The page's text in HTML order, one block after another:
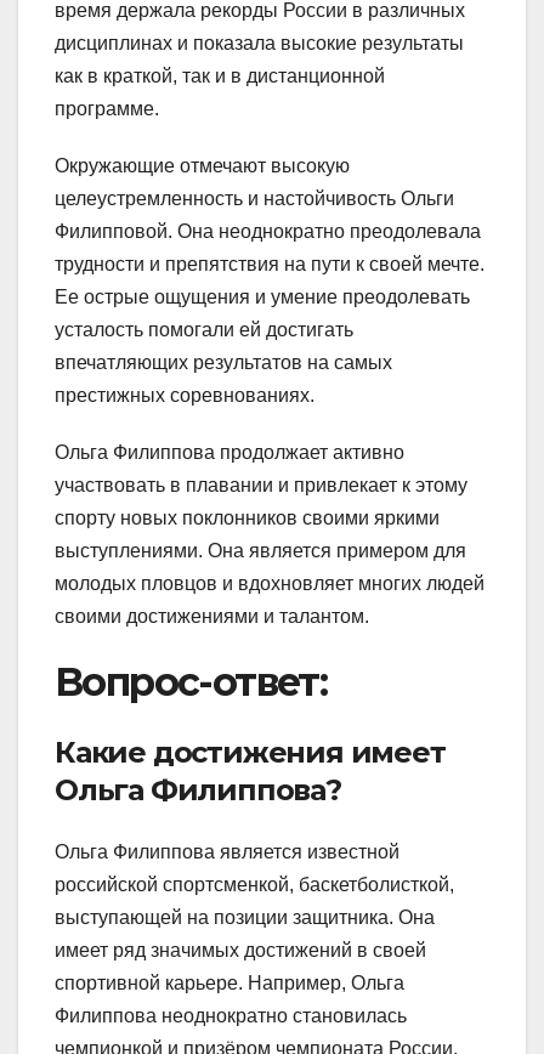
время держала рекорды России в различных
дисциплинах и показала высокие результаты
как в краткой, так и в дистанционной
программе.
Окружающие отмечают высокую
целеустремленность и настойчивость Ольги
Филипповой. Она неоднократно преодолевала
трудности и препятствия на пути к своей мечте.
Ее острые ощущения и умение преодолевать
усталость помогали ей достигать
впечатляющих результатов на самых
престижных соревнованиях.
Ольга Филиппова продолжает активно
участвовать в плавании и привлекает к этому
спорту новых поклонников своими яркими
выступлениями. Она является примером для
молодых пловцов и вдохновляет многих людей
своими достижениями и талантом.
Вопрос-ответ:
Какие достижения имеет
Ольга Филиппова?
Ольга Филиппова является известной
российской спортсменкой, баскетболисткой,
выступающей на позиции защитника. Она
имеет ряд значимых достижений в своей
спортивной карьере. Например, Ольга
Филиппова неоднократно становилась
чемпионкой и призёром чемпионата России.